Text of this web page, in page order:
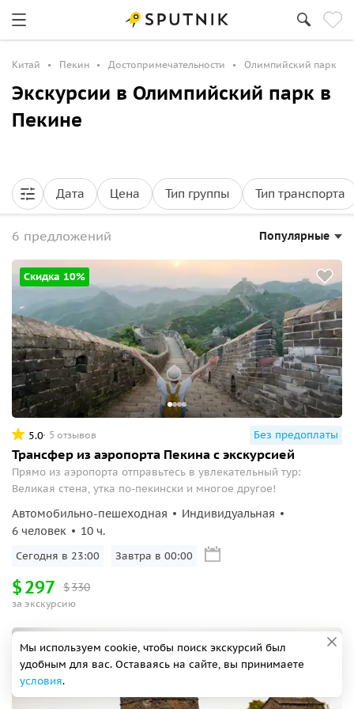
Китай Пекин Достопримечательности Олимпийский парк
Экскурсии в Олимпийский парк в
Пекине
Дата Цена Тип группы Тип транспорта
6 предложений Популярные
Скидка 10%
5.0 5 отзывов Без предоплаты
Трансфер из аэропорта Пекина с экскурсией
Прямо из аэропорта отправьтесь в увлекательный тур:
Великая стена, утка по-пекински и многое другое!
Автомобильно-пешеходная
Индивидуальная
6 человек
10 ч.
Сегодня в 23:00 Завтра в 00:00
$330
$297
за экскурсию
Необычная
Мы используем cookie, чтобы поиск экскурсий был
удобным для вас. Оставаясь на сайте, вы принимаете
условия.